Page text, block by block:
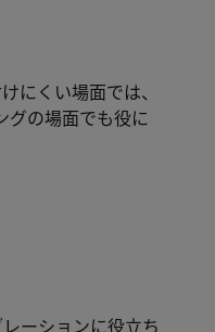
にくい場面では、
グの場面でも役に
ーションに役立ち